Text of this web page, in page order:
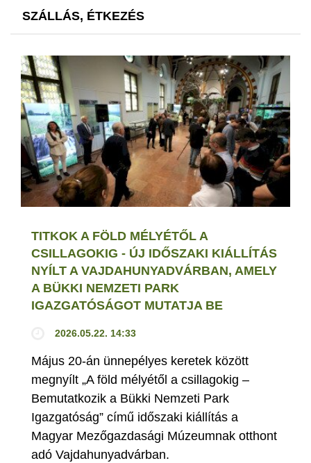
SZÁLLÁS, ÉTKEZÉS
TITKOK A FÖLD MÉLYÉTŐL A
CSILLAGOKIG - ÚJ IDŐSZAKI KIÁLLÍTÁS
NYÍLT A VAJDAHUNYADVÁRBAN, AMELY
A BÜKKI NEMZETI PARK
IGAZGATÓSÁGOT MUTATJA BE
2026.05.22. 14:33
Május 20-án ünnepélyes keretek között
megnyílt „A föld mélyétől a csillagokig –
Bemutatkozik a Bükki Nemzeti Park
Igazgatóság” című időszaki kiállítás a
Magyar Mezőgazdasági Múzeumnak otthont
adó Vajdahunyadvárban.